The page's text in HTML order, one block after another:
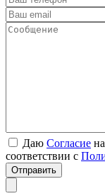
Даю Согласие
соответствии с
Отправить